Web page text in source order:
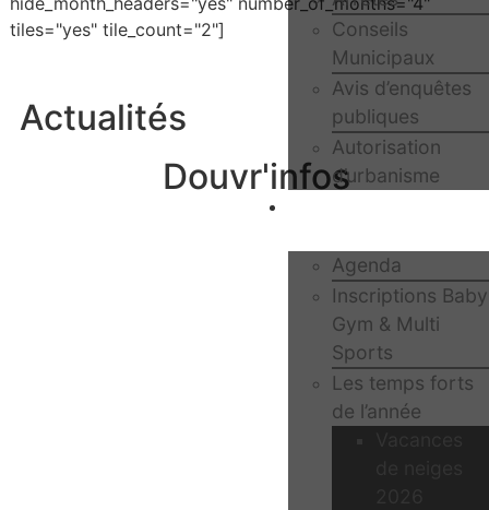
Conseils
Municipaux
Avis d’enquêtes
publiques
Autorisation
d’urbanisme
Agenda
Inscriptions Baby
Gym & Multi
Sports
Les temps forts
de l’année
tiles="yes" tile_count="2"]
Actualités
Douvr'infos